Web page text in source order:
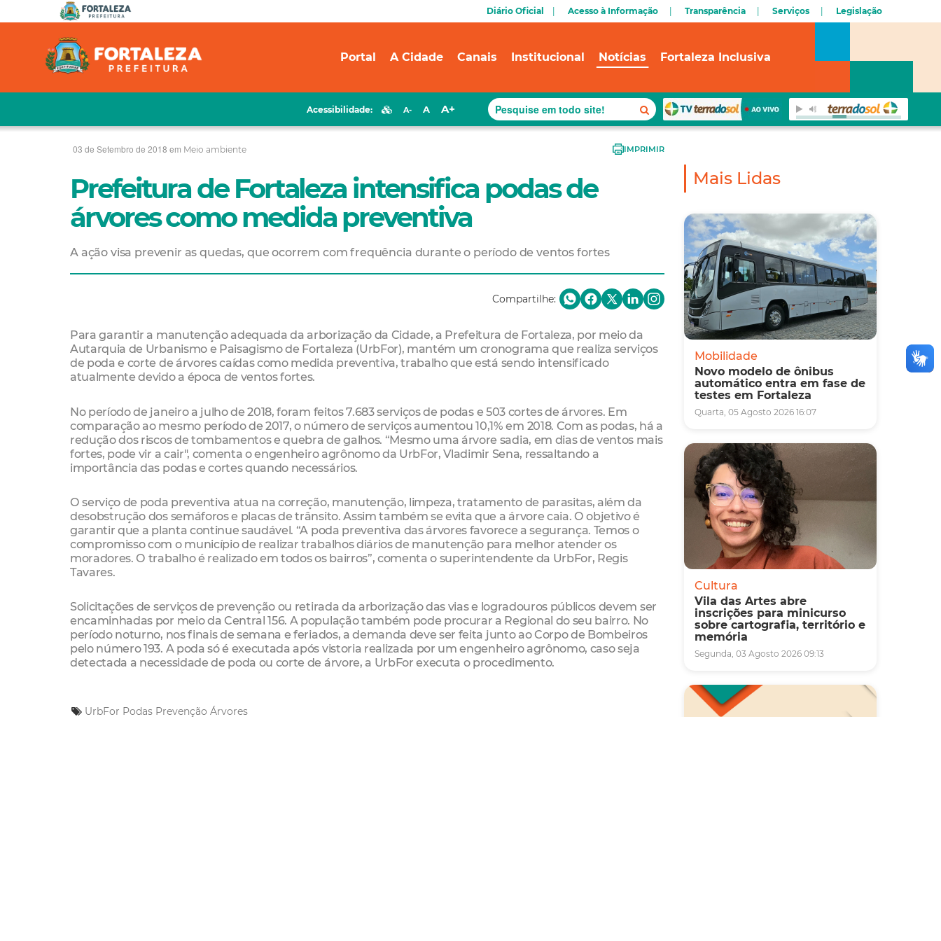
Diário Oficial Acesso à Informação Transparência Serviços Legislação
Portal A Cidade Canais Institucional Notícias Fortaleza Inclusiva
Acessibilidade: A- A A+
03 de Setembro de 2018 em Meio ambiente IMPRIMIR
Prefeitura de Fortaleza intensifica podas de
árvores como medida preventiva
A ação visa prevenir as quedas, que ocorrem com frequência durante o período de ventos fortes
Compartilhe:
Para garantir a manutenção adequada da arborização da Cidade, a Prefeitura de Fortaleza, por meio da
Autarquia de Urbanismo e Paisagismo de Fortaleza (UrbFor), mantém um cronograma que realiza serviços
de poda e corte de árvores caídas como medida preventiva, trabalho que está sendo intensificado
atualmente devido a época de ventos fortes.
No período de janeiro a julho de 2018, foram feitos 7.683 serviços de podas e 503 cortes de árvores. Em
comparação ao mesmo período de 2017, o número de serviços aumentou 10,1% em 2018. Com as podas, há a
redução dos riscos de tombamentos e quebra de galhos. “Mesmo uma árvore sadia, em dias de ventos mais
fortes, pode vir a cair", comenta o engenheiro agrônomo da UrbFor, Vladimir Sena, ressaltando a
importância das podas e cortes quando necessários.
O serviço de poda preventiva atua na correção, manutenção, limpeza, tratamento de parasitas, além da
desobstrução dos semáforos e placas de trânsito. Assim também se evita que a árvore caia. O objetivo é
garantir que a planta continue saudável. “A poda preventiva das árvores favorece a segurança. Temos o
compromisso com o município de realizar trabalhos diários de manutenção para melhor atender os
moradores. O trabalho é realizado em todos os bairros”, comenta o superintendente da UrbFor, Regis
Tavares.
Solicitações de serviços de prevenção ou retirada da arborização das vias e logradouros públicos devem ser
encaminhadas por meio da Central 156. A população também pode procurar a Regional do seu bairro. No
período noturno, nos finais de semana e feriados, a demanda deve ser feita junto ao Corpo de Bombeiros
pelo número 193. A poda só é executada após vistoria realizada por um engenheiro agrônomo, caso seja
detectada a necessidade de poda ou corte de árvore, a UrbFor executa o procedimento.
UrbFor Podas Prevenção Árvores
Mais Lidas
Mobilidade
Novo modelo de ônibus
automático entra em fase de
testes em Fortaleza
Quarta, 05 Agosto 2026 16:07
Cultura
Vila das Artes abre
inscrições para minicurso
sobre cartografia, território e
memória
Segunda, 03 Agosto 2026 09:13